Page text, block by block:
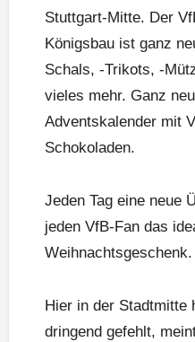
Stuttgart-Mitte. Der
Königsbau ist ganz
Schals, -Trikots, -
vieles mehr. Ganz
Adventskalender mit
Schokoladen.
Jeden Tag eine neue
jeden VfB-Fan das
Weihnachtsgeschenk.
Hier in der Stadtmitte
dringend gefehlt,